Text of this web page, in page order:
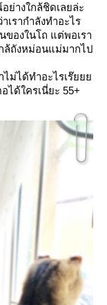
ย่างใกล้ชิดเลยล่ะ
รากำลังทำอะไร
ของในโถ แต่พอเรา
ล้ถังหม่อนแม่มากไป
าไม่ได้ทำอะไรเร๊
ด้ใครเนี่ยะ 55+